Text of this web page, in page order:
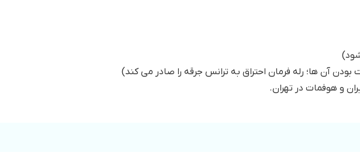
آن ها؛ رله فرمان احتراق به ترانس جرقه را صادر می کند)
و هوفمات در تهران.